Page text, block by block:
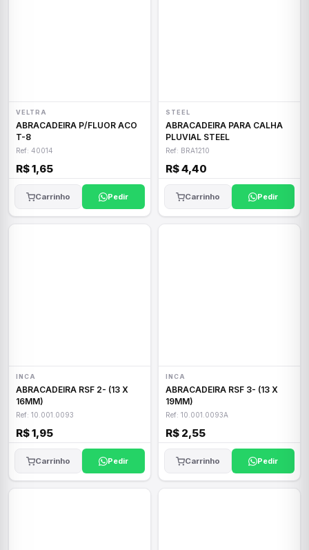
VELTRA
ABRACADEIRA P/FLUOR ACO
T-8
Ref: 40014
R$ 1,65
Carrinho Pedir
STEEL
ABRACADEIRA PARA CALHA
PLUVIAL STEEL
Ref: BRA1210
R$ 4,40
Carrinho Pedir
INCA
ABRACADEIRA RSF 2- (13 X
16MM)
Ref: 10.001.0093
R$ 1,95
Carrinho Pedir
INCA
ABRACADEIRA RSF 3- (13 X
19MM)
Ref: 10.001.0093A
R$ 2,55
Carrinho Pedir